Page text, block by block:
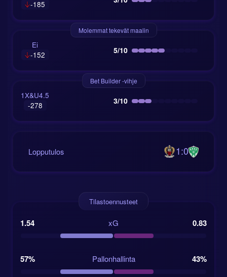
-185
Molemmat tekevät maalin
Ei
-152
5/10
Bet Builder -vihje
1X&U4.5
-278
3/10
Lopputulos 1:0
Tilastoennusteet
1.54 xG 0.83
57% Pallonhallinta 43%